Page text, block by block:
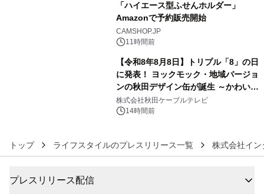
「ハイエース型ふせんホルダー」
Amazonで予約販売開始
CAMSHOP.JP
11時間前
【令和8年8月8日】トリプル「8」の日
に発表！ ヨックモック・地域バージョ
ンの秋田デザイン缶が誕生 ～かわいい
秋田犬の子犬と秋田の四季と名所を巡
るパッケージ～ 9月1日(火)秋田県内で
株式会社秋田ケーブルテレビ
14時間前
トップ ライフスタイルのプレスリリース一覧 株式会社イ
プレスリリース配信